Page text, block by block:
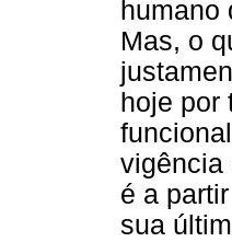
humano
Mas, o
hoje por
vigência
é a
sua